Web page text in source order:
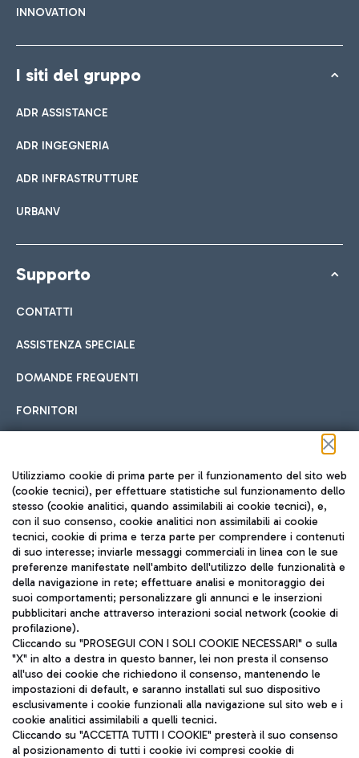
INNOVATION
I siti del gruppo
ADR ASSISTANCE
ADR INGEGNERIA
ADR INFRASTRUTTURE
URBANV
Supporto
CONTATTI
ASSISTENZA SPECIALE
DOMANDE FREQUENTI
FORNITORI
Seguici sui social
TRAVEL JOURNAL
ITA
Aeroporti di Roma S.p.A. - Società soggetta a direzione e
coordinamento di Mundys S.p.A.
Codice fiscale e Registro delle Imprese di Roma 13032990155 P.
Utilizziamo cookie di prima parte per il funzionamento del sito web
(cookie tecnici), per effettuare statistiche sul funzionamento dello
stesso (cookie analitici, quando assimilabili ai cookie tecnici), e,
con il suo consenso, cookie analitici non assimilabili ai cookie
tecnici, cookie di prima e terza parte per comprendere i contenuti
di suo interesse; inviarle messaggi commerciali in linea con le sue
preferenze manifestate nell'ambito dell'utilizzo delle funzionalità e
della navigazione in rete; effettuare analisi e monitoraggio dei
suoi comportamenti; personalizzare gli annunci e le inserzioni
pubblicitari anche attraverso interazioni social network (cookie di
profilazione).
Cliccando su "PROSEGUI CON I SOLI COOKIE NECESSARI" o sulla
"X" in alto a destra in questo banner, lei non presta il consenso
all'uso dei cookie che richiedono il consenso, mantenendo le
impostazioni di default, e saranno installati sul suo dispositivo
esclusivamente i cookie funzionali alla navigazione sul sito web e i
cookie analitici assimilabili a quelli tecnici.
Cliccando su "ACCETTA TUTTI I COOKIE" presterà il suo consenso
al posizionamento di tutti i cookie ivi compresi cookie di